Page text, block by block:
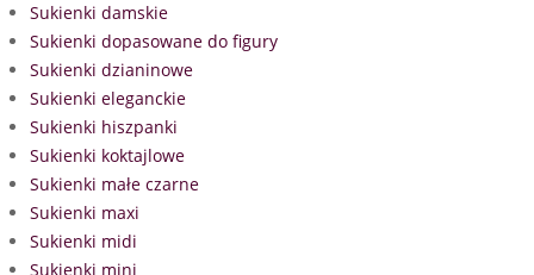
Sukienki damskie
Sukienki dopasowane do figury
Sukienki dzianinowe
Sukienki eleganckie
Sukienki hiszpanki
Sukienki koktajlowe
Sukienki małe czarne
Sukienki maxi
Sukienki midi
Sukienki mini